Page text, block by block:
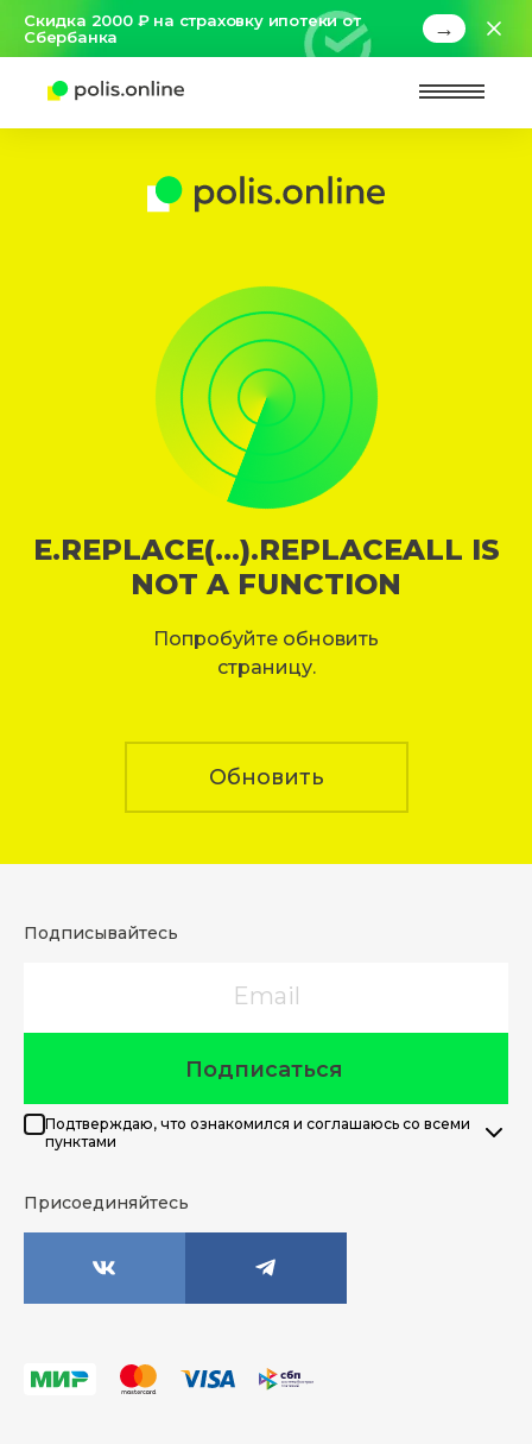
Скидка 2000 ₽ на страховку ипотеки от
Сбербанка
→
E.REPLACE(...).REPLACEALL IS
NOT A FUNCTION
Попробуйте обновить
страницу.
Обновить
Подписывайтесь
Подписаться
Подтверждаю, что ознакомился и соглашаюсь со всеми
пунктами
Присоединяйтесь